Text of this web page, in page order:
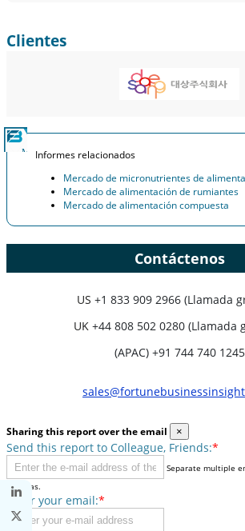
Clientes
Informes relacionados
Mercado de micronutrientes de
Mercado de alimentación de rumiantes
Mercado de alimentación compuesta
Contáctenos
US +1 833 909 2966 (Llamada
UK +44 808 502 0280 (Llamada
(APAC) +91 744 740 1245
Sharing this report over the email ×
Send this report to Colleague, Friends:*
Separate multiple
commas.
Enter your email:*